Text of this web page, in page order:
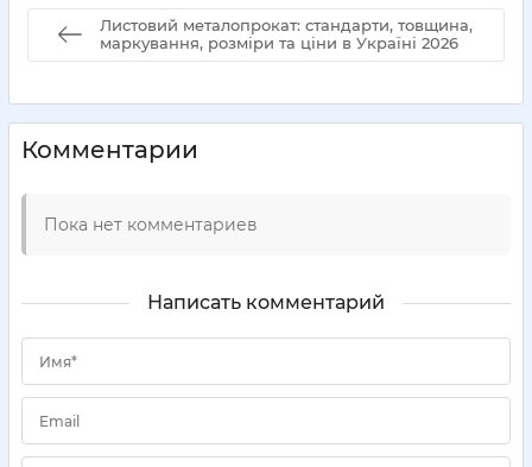
Листовий металопрокат: стандарти, товщина,
маркування, розміри та ціни в Україні 2026
Комментарии
Пока нет комментариев
Написать комментарий
Имя*
Email